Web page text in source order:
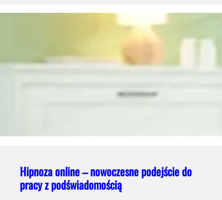
Hipnoza online – nowoczesne podejście do
pracy z podświadomością